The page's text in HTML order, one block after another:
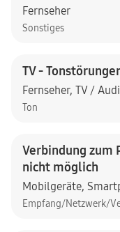
Fernseher
Sonstiges
TV -
Fernseher, TV /
Ton
Verbindung zum
nicht möglich
Mobilgeräte,
Empfang/Netzwerk/